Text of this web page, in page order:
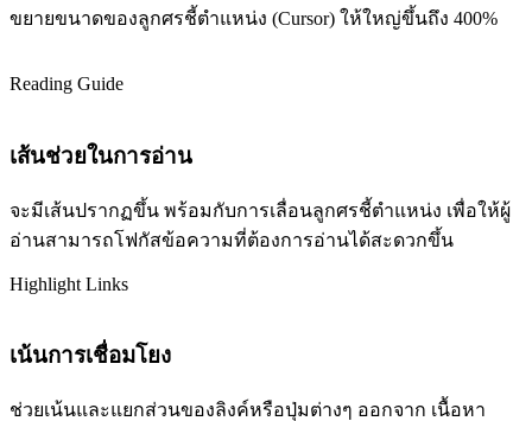
ขยายขนาดของลูกศรชี้ตำแหน่ง (Cursor) ให้ใหญ่ขึ้นถึง 400%
Reading Guide
เส้นช่วยในการอ่าน
จะมีเส้นปรากฏขึ้น พร้อมกับการเลื่อนลูกศรชี้ตำแหน่ง เพื่อให้ผู้
อ่านสามารถโฟกัสข้อความที่ต้องการอ่านได้สะดวกขึ้น
Highlight Links
เน้นการเชื่อมโยง
ช่วยเน้นและแยกส่วนของลิงค์หรือปุ่มต่างๆ ออกจาก เนื้อหา